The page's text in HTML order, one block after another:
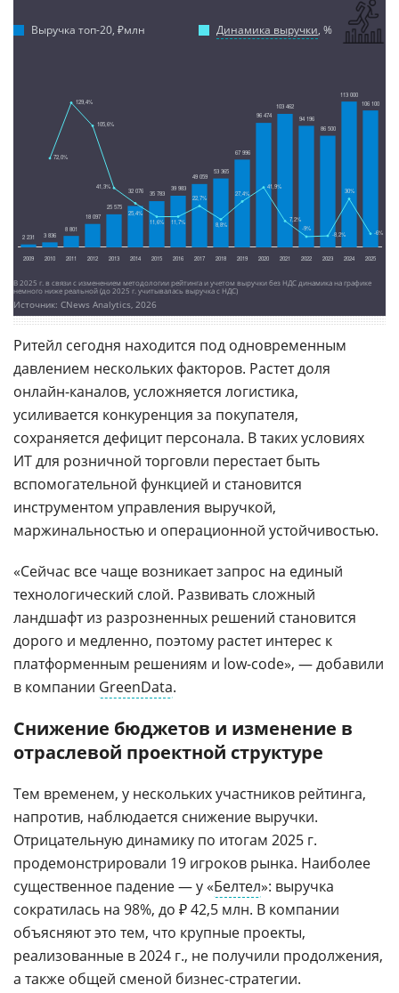
Выручка топ-20, ₽млн Динамика выручки, %
В 2025 г. в связи с изменением методологии рейтинга и учетом выручки без НДС динамика на графике
немного ниже реальной (до 2025 г. учитывалась выручка с НДС)
Источник: CNews Analytics, 2026
Ритейл сегодня находится под одновременным
давлением нескольких факторов. Растет доля
онлайн-каналов, усложняется логистика,
усиливается конкуренция за покупателя,
сохраняется дефицит персонала. В таких условиях
ИТ для розничной торговли перестает быть
вспомогательной функцией и становится
инструментом управления выручкой,
маржинальностью и операционной устойчивостью.
«Сейчас все чаще возникает запрос на единый
технологический слой. Развивать сложный
ландшафт из разрозненных решений становится
дорого и медленно, поэтому растет интерес к
платформенным решениям и low-code», — добавили
в компании GreenData.
Снижение бюджетов и изменение в
отраслевой проектной структуре
Тем временем, у нескольких участников рейтинга,
напротив, наблюдается снижение выручки.
Отрицательную динамику по итогам 2025 г.
продемонстрировали 19 игроков рынка. Наиболее
существенное падение — у «Белтел»: выручка
сократилась на 98%, до ₽ 42,5 млн. В компании
объясняют это тем, что крупные проекты,
реализованные в 2024 г., не получили продолжения,
а также общей сменой бизнес-стратегии.